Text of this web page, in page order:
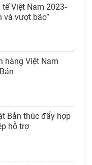
tế Việt Nam 2023-
và vượt bão”
hàng Việt Nam
Bản thúc đẩy hợp
hỗ trợ